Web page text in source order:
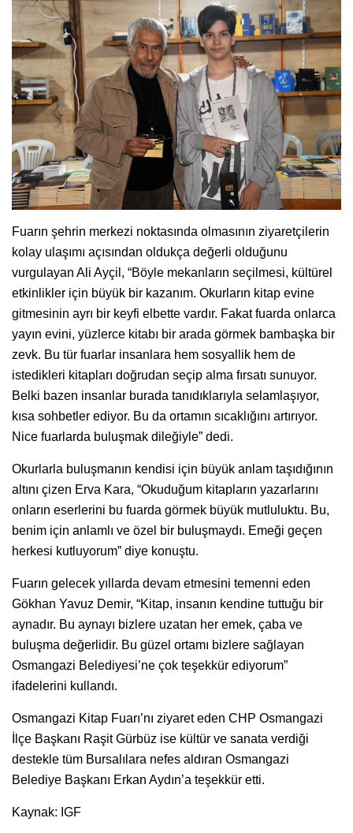
Fuarın şehrin merkezi noktasında olmasının ziyaretçilerin
kolay ulaşımı açısından oldukça değerli olduğunu
vurgulayan Ali Ayçil, “Böyle mekanların seçilmesi, kültürel
etkinlikler için büyük bir kazanım. Okurların kitap evine
gitmesinin ayrı bir keyfi elbette vardır. Fakat fuarda onlarca
yayın evini, yüzlerce kitabı bir arada görmek bambaşka bir
zevk. Bu tür fuarlar insanlara hem sosyallik hem de
istedikleri kitapları doğrudan seçip alma fırsatı sunuyor.
Belki bazen insanlar burada tanıdıklarıyla selamlaşıyor,
kısa sohbetler ediyor. Bu da ortamın sıcaklığını artırıyor.
Nice fuarlarda buluşmak dileğiyle” dedi.
Okurlarla buluşmanın kendisi için büyük anlam taşıdığının
altını çizen Erva Kara, “Okuduğum kitapların yazarlarını
onların eserlerini bu fuarda görmek büyük mutluluktu. Bu,
benim için anlamlı ve özel bir buluşmaydı. Emeği geçen
herkesi kutluyorum” diye konuştu.
Fuarın gelecek yıllarda devam etmesini temenni eden
Gökhan Yavuz Demir, “Kitap, insanın kendine tuttuğu bir
aynadır. Bu aynayı bizlere uzatan her emek, çaba ve
buluşma değerlidir. Bu güzel ortamı bizlere sağlayan
Osmangazi Belediyesi’ne çok teşekkür ediyorum”
ifadelerini kullandı.
Osmangazi Kitap Fuarı’nı ziyaret eden CHP Osmangazi
İlçe Başkanı Raşit Gürbüz ise kültür ve sanata verdiği
destekle tüm Bursalılara nefes aldıran Osmangazi
Belediye Başkanı Erkan Aydın’a teşekkür etti.
Kaynak: IGF